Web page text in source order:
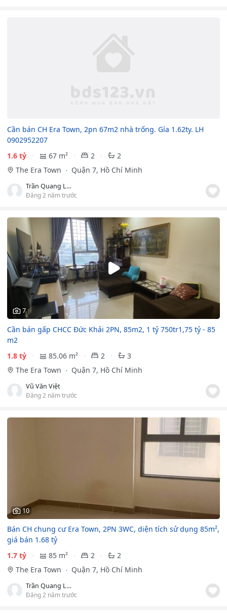
Cần bán CH Era Town, 2pn 67m2 nhà trống. Gía 1.62ty. LH
0902952207
1.6 tỷ
67 m² 2
2
The Era Town
Quận 7, Hồ Chí Minh
Trần Quang Long
Đăng 2 năm trước
7
Cần bán gấp CHCC Đức Khải 2PN, 85m2, 1 tỷ 750tr1,75 tỷ - 85
m2
1.8 tỷ
85.06 m² 2
3
The Era Town
Quận 7, Hồ Chí Minh
Vũ Văn Việt
Đăng 2 năm trước
10
Bán CH chung cư Era Town, 2PN 3WC, diện tích sử dụng 85m²,
giá bán 1.68 tỷ
1.7 tỷ
85 m² 2
2
The Era Town
Quận 7, Hồ Chí Minh
Trần Quang Long
Đăng 2 năm trước